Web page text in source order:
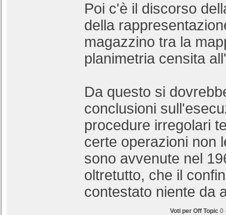
Poi c'è il discorso
della
magazzino tra la
planimetria censita
Da questo si
conclusioni
procedure irregolari
certe operazioni non
sono avvenute nel
oltretutto, che il
contestato niente da
Voti per Off Topic 0